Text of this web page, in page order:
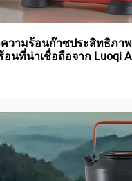
ความร้อนก๊าซประสิทธิภา
นที่น่าเชื่อถือจาก Luoqi